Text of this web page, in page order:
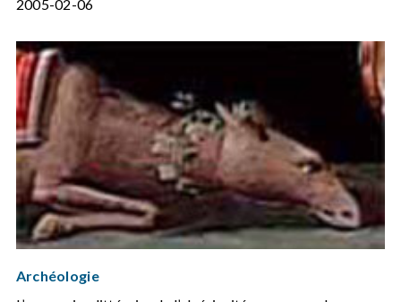
2005-02-06
Archéologie